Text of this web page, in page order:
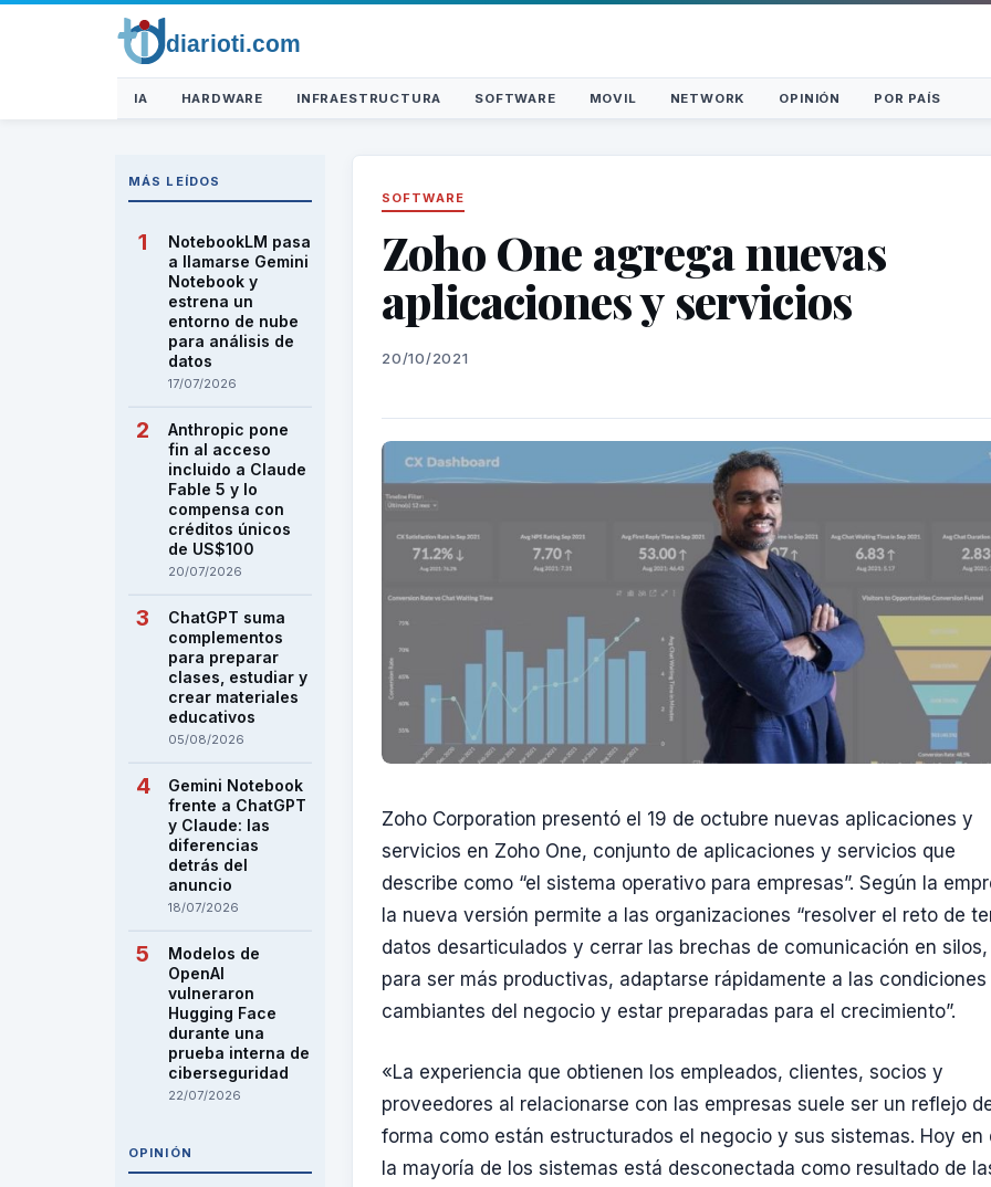
IA HARDWARE INFRAESTRUCTURA SOFTWARE MOVIL NETWORK OPINIÓN POR PAÍS
MÁS LEÍDOS
NotebookLM pasa
a llamarse Gemini
Notebook y
estrena un
entorno de nube
para análisis de
datos
17/07/2026
Anthropic pone
fin al acceso
incluido a Claude
Fable 5 y lo
compensa con
créditos únicos
de US$100
20/07/2026
ChatGPT suma
complementos
para preparar
clases, estudiar y
crear materiales
educativos
05/08/2026
Gemini Notebook
frente a ChatGPT
y Claude: las
diferencias
detrás del
anuncio
18/07/2026
Modelos de
OpenAI
vulneraron
Hugging Face
durante una
prueba interna de
ciberseguridad
22/07/2026
OPINIÓN
SOFTWARE
Zoho One agrega nuevas
aplicaciones y servicios
20/10/2021
Zoho Corporation presentó el 19 de octubre nuevas aplicaciones y
servicios en Zoho One, conjunto de aplicaciones y servicios que
describe como “el sistema operativo para empresas”. Según la
la nueva versión permite a las organizaciones “resolver el reto de
datos desarticulados y cerrar las brechas de comunicación en silos,
para ser más productivas, adaptarse rápidamente a las condiciones
cambiantes del negocio y estar preparadas para el crecimiento”.
«La experiencia que obtienen los empleados, clientes, socios y
proveedores al relacionarse con las empresas suele ser un reflejo
forma como están estructurados el negocio y sus sistemas. Hoy en
la mayoría de los sistemas está desconectada como resultado de